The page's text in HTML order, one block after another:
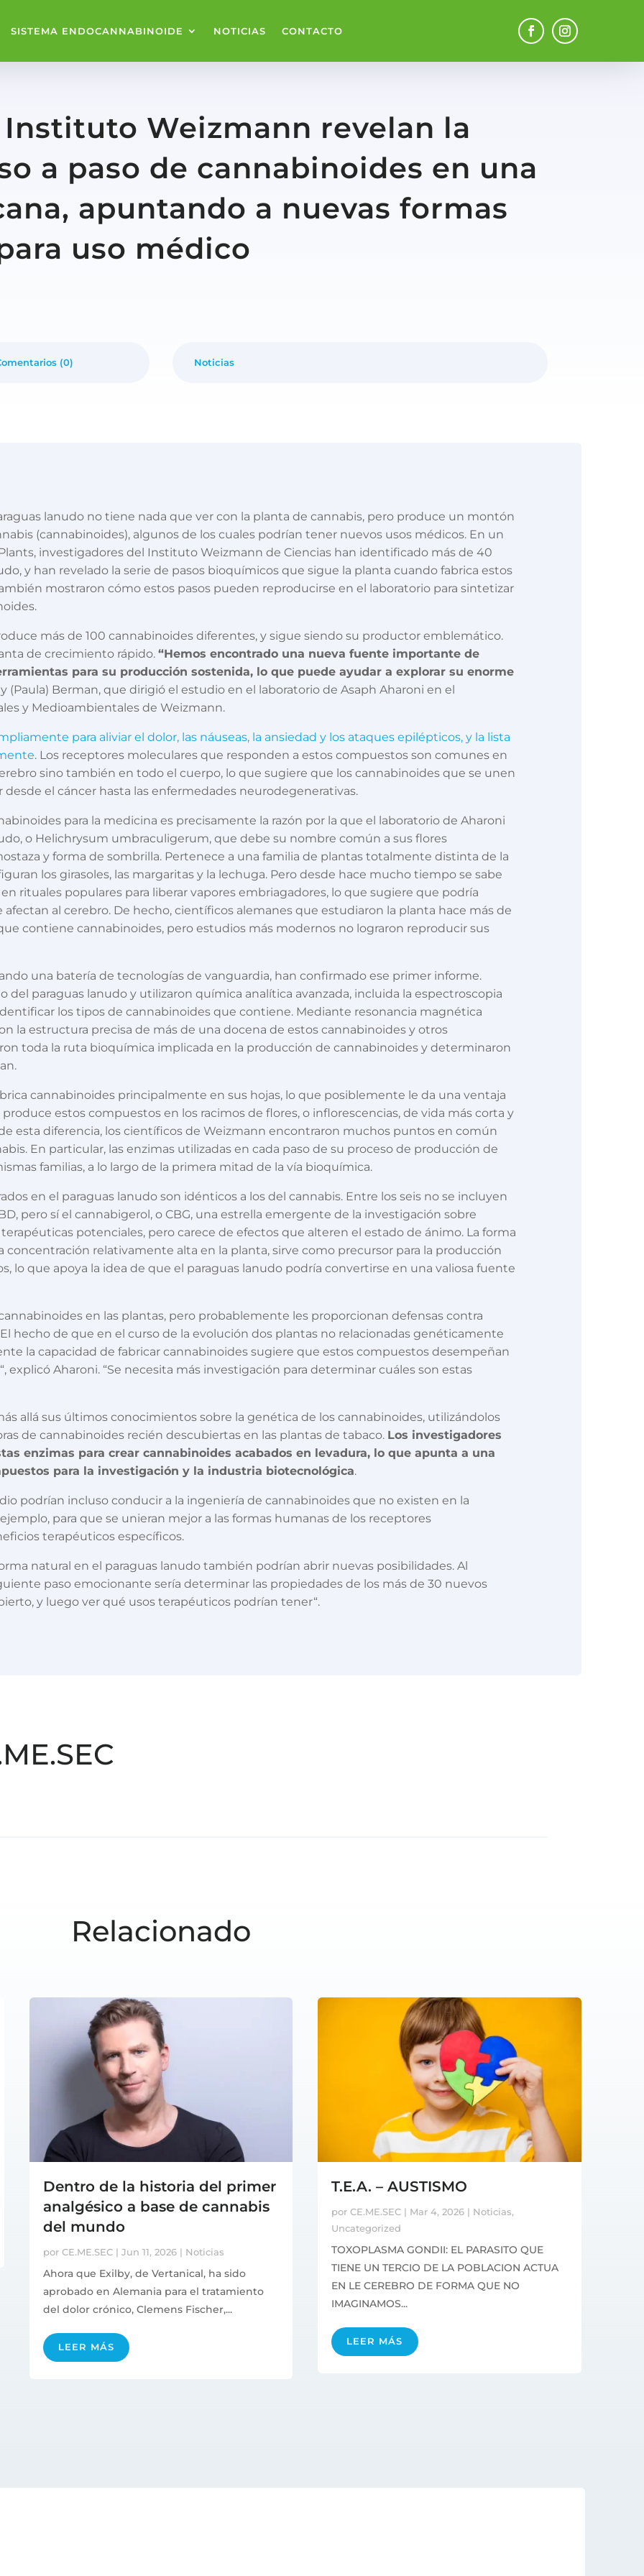
SISTEMA ENDOCANNABINOIDE NOTICIAS CONTACTO
Weizmann revelan la
a paso de cannabinoides en una
apuntando a nuevas formas
uso médico
(0) Noticias
lanudo no tiene nada que ver con la planta de cannabis, pero produce un montón
(cannabinoides), algunos de los cuales podrían tener nuevos usos médicos. En un
investigadores del Instituto Weizmann de Ciencias han identificado más de 40
y han revelado la serie de pasos bioquímicos que sigue la planta cuando fabrica estos
mostraron cómo estos pasos pueden reproducirse en el laboratorio para sintetizar
más de 100 cannabinoides diferentes, y sigue siendo su productor emblemático.
de crecimiento rápido.“Hemos encontrado una nueva fuente importante de
para su producción sostenida, lo que puede ayudar a explorar su enorme
(Paula) Berman, que dirigió el estudio en el laboratorio de Asaph Aharoni en el
y Medioambientales de Weizmann.
para aliviar el dolor, las náuseas, la ansiedad y los ataques epilépticos, y la lista
. Los receptores moleculares que responden a estos compuestos son comunes en
sino también en todo el cuerpo, lo que sugiere que los cannabinoides que se unen
desde el cáncer hasta las enfermedades neurodegenerativas.
para la medicina es precisamente la razón por la que el laboratorio de Aharoni
o Helichrysum umbraculigerum, que debe su nombre común a sus flores
y forma de sombrilla. Pertenece a una familia de plantas totalmente distinta de la
los girasoles, las margaritas y la lechuga. Pero desde hace mucho tiempo se sabe
rituales populares para liberar vapores embriagadores, lo que sugiere que podría
al cerebro. De hecho, científicos alemanes que estudiaron la planta hace más de
contiene cannabinoides, pero estudios más modernos no lograron reproducir sus
una batería de tecnologías de vanguardia, han confirmado ese primer informe.
del paraguas lanudo y utilizaron química analítica avanzada, incluida la espectroscopia
los tipos de cannabinoides que contiene. Mediante resonancia magnética
la estructura precisa de más de una docena de estos cannabinoides y otros
toda la ruta bioquímica implicada en la producción de cannabinoides y determinaron
cannabinoides principalmente en sus hojas, lo que posiblemente le da una ventaja
estos compuestos en los racimos de flores, o inflorescencias, de vida más corta y
esta diferencia, los científicos de Weizmann encontraron muchos puntos en común
En particular, las enzimas utilizadas en cada paso de su proceso de producción de
familias, a lo largo de la primera mitad de la vía bioquímica.
en el paraguas lanudo son idénticos a los del cannabis. Entre los seis no se incluyen
pero sí el cannabigerol, o CBG, una estrella emergente de la investigación sobre
potenciales, pero carece de efectos que alteren el estado de ánimo. La forma
concentración relativamente alta en la planta, sirve como precursor para la producción
lo que apoya la idea de que el paraguas lanudo podría convertirse en una valiosa fuente
en las plantas, pero probablemente les proporcionan defensas contra
hecho de que en el curso de la evolución dos plantas no relacionadas genéticamente
la capacidad de fabricar cannabinoides sugiere que estos compuestos desempeñan
explicó Aharoni. “Se necesita más investigación para determinar cuáles son estas
allá sus últimos conocimientos sobre la genética de los cannabinoides, utilizándolos
de cannabinoides recién descubiertas en las plantas de tabaco. Los investigadores
enzimas para crear cannabinoides acabados en levadura, lo que apunta a una
para la investigación y la industria biotecnológica.
podrían incluso conducir a la ingeniería de cannabinoides que no existen en la
para que se unieran mejor a las formas humanas de los receptores
terapéuticos específicos.
natural en el paraguas lanudo también podrían abrir nuevas posibilidades. Al
paso emocionante sería determinar las propiedades de los más de 30 nuevos
y luego ver qué usos terapéuticos podrían tener“.
Relacionado
Dentro de la historia del primer
analgésico a base de cannabis
del mundo
por CE.ME.SEC| Jun 11, 2026| Noticias
Ahora que Exilby, de Vertanical, ha sido
aprobado en Alemania para el tratamiento
del dolor crónico, Clemens Fischer,...
LEER MÁS
T.E.A. – AUSTISMO
porCE.ME.SEC | Mar 4, 2026 | Noticias,
Uncategorized
TOXOPLASMA GONDII: EL PARASITO QUE
TIENE UN TERCIO DE LA POBLACION ACTUA
EN LE CEREBRO DE FORMA QUE NO
IMAGINAMOS...
LEER MÁS